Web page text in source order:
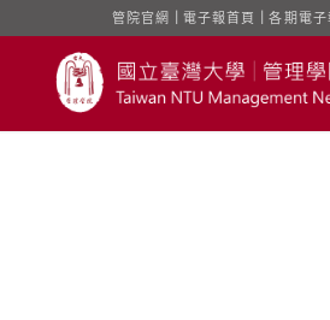
管院官網 電子報首頁 ｜各期電子